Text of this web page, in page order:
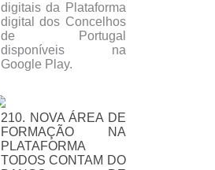
digitais da Plataforma
digital dos Concelhos
de Portugal
disponíveis na
Google Play.
210. NOVA ÁREA DE
FORMAÇÃO NA
PLATAFORMA
TODOS CONTAM DO